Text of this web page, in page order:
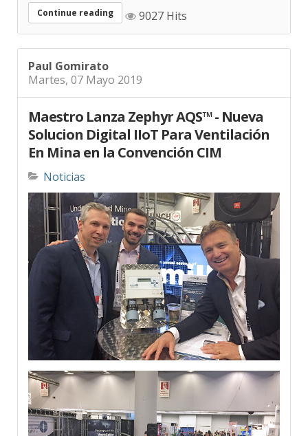
Continue reading
Martes, 07 Mayo 2019
Maestro Lanza Zephyr AQS™ - Nueva
Solucion Digital IIoT Para Ventilación
En Mina en la Convención CIM